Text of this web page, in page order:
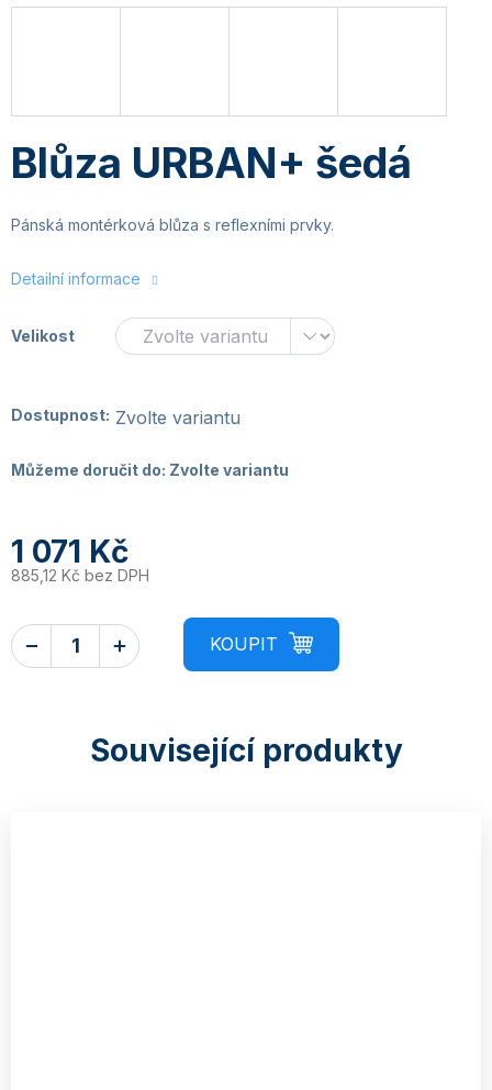
Blůza URBAN+ šedá
Pánská montérková blůza s reflexními prvky.
Detailní informace
Velikost
Dostupnost: Zvolte variantu
Můžeme doručit do: Zvolte variantu
1 071 Kč
885,12 Kč bez DPH
Související produkty